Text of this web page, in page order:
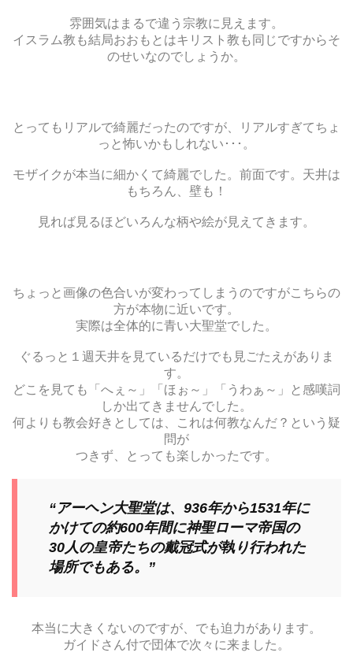
雰囲気はまるで違う宗教に見えます。
イスラム教も結局おおもとはキリスト教も同じですからそ
のせいなのでしょうか。
とってもリアルで綺麗だったのですが、リアルすぎてちょ
っと怖いかもしれない･･･。
モザイクが本当に細かくて綺麗でした。前面です。天井は
もちろん、壁も！
見れば見るほどいろんな柄や絵が見えてきます。
ちょっと画像の色合いが変わってしまうのですがこちらの
方が本物に近いです。
実際は全体的に青い大聖堂でした。
ぐるっと１週天井を見ているだけでも見ごたえがありま
す。
どこを見ても「へぇ～」「ほぉ～」「うわぁ～」と感嘆詞
しか出てきませんでした。
何よりも教会好きとしては、これは何教なんだ？という疑
問が
つきず、とっても楽しかったです。
“アーヘン大聖堂は、936年から1531年に
かけての約600年間に神聖ローマ帝国の
30人の皇帝たちの戴冠式が執り行われた
場所でもある。”
本当に大きくないのですが、でも迫力があります。
ガイドさん付で団体で次々に来ました。